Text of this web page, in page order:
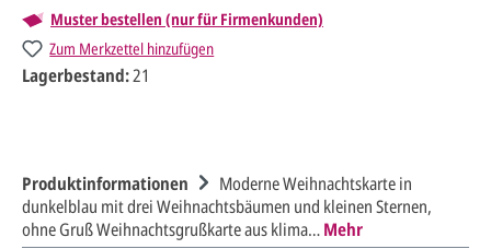
Muster bestellen (nur für Firmenkunden)
Zum Merkzettel hinzufügen
Lagerbestand:21
Produktinformationen
Moderne Weihnachtskarte in
dunkelblau mit drei Weihnachtsbäumen und kleinen Sternen,
ohne Gruß Weihnachtsgrußkarte aus klima…Mehr